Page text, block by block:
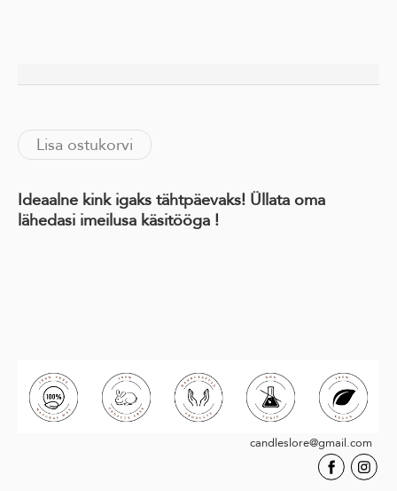
Lisa ostukorvi
Ideaalne kink igaks tähtpäevaks! Üllata oma
lähedasi imeilusa käsitööga !
candleslore@gmail.com